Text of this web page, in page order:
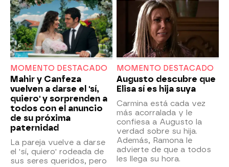
MOMENTO DESTACADO
Mahir y Canfeza
vuelven a darse el 'sí,
quiero' y sorprenden a
todos con el anuncio
de su próxima
paternidad
La pareja vuelve a darse
el 'sí, quiero' rodeada de
sus seres queridos, pero
MOMENTO DESTACADO
Augusto descubre que
Elisa sí es hija suya
Carmina está cada vez
más acorralada y le
confiesa a Augusto la
verdad sobre su hija.
Además, Ramona le
advierte de que a todos
les llega su hora.